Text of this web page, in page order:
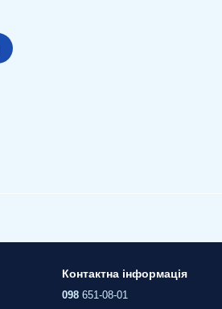
Контактна інформація
098 651-08-01